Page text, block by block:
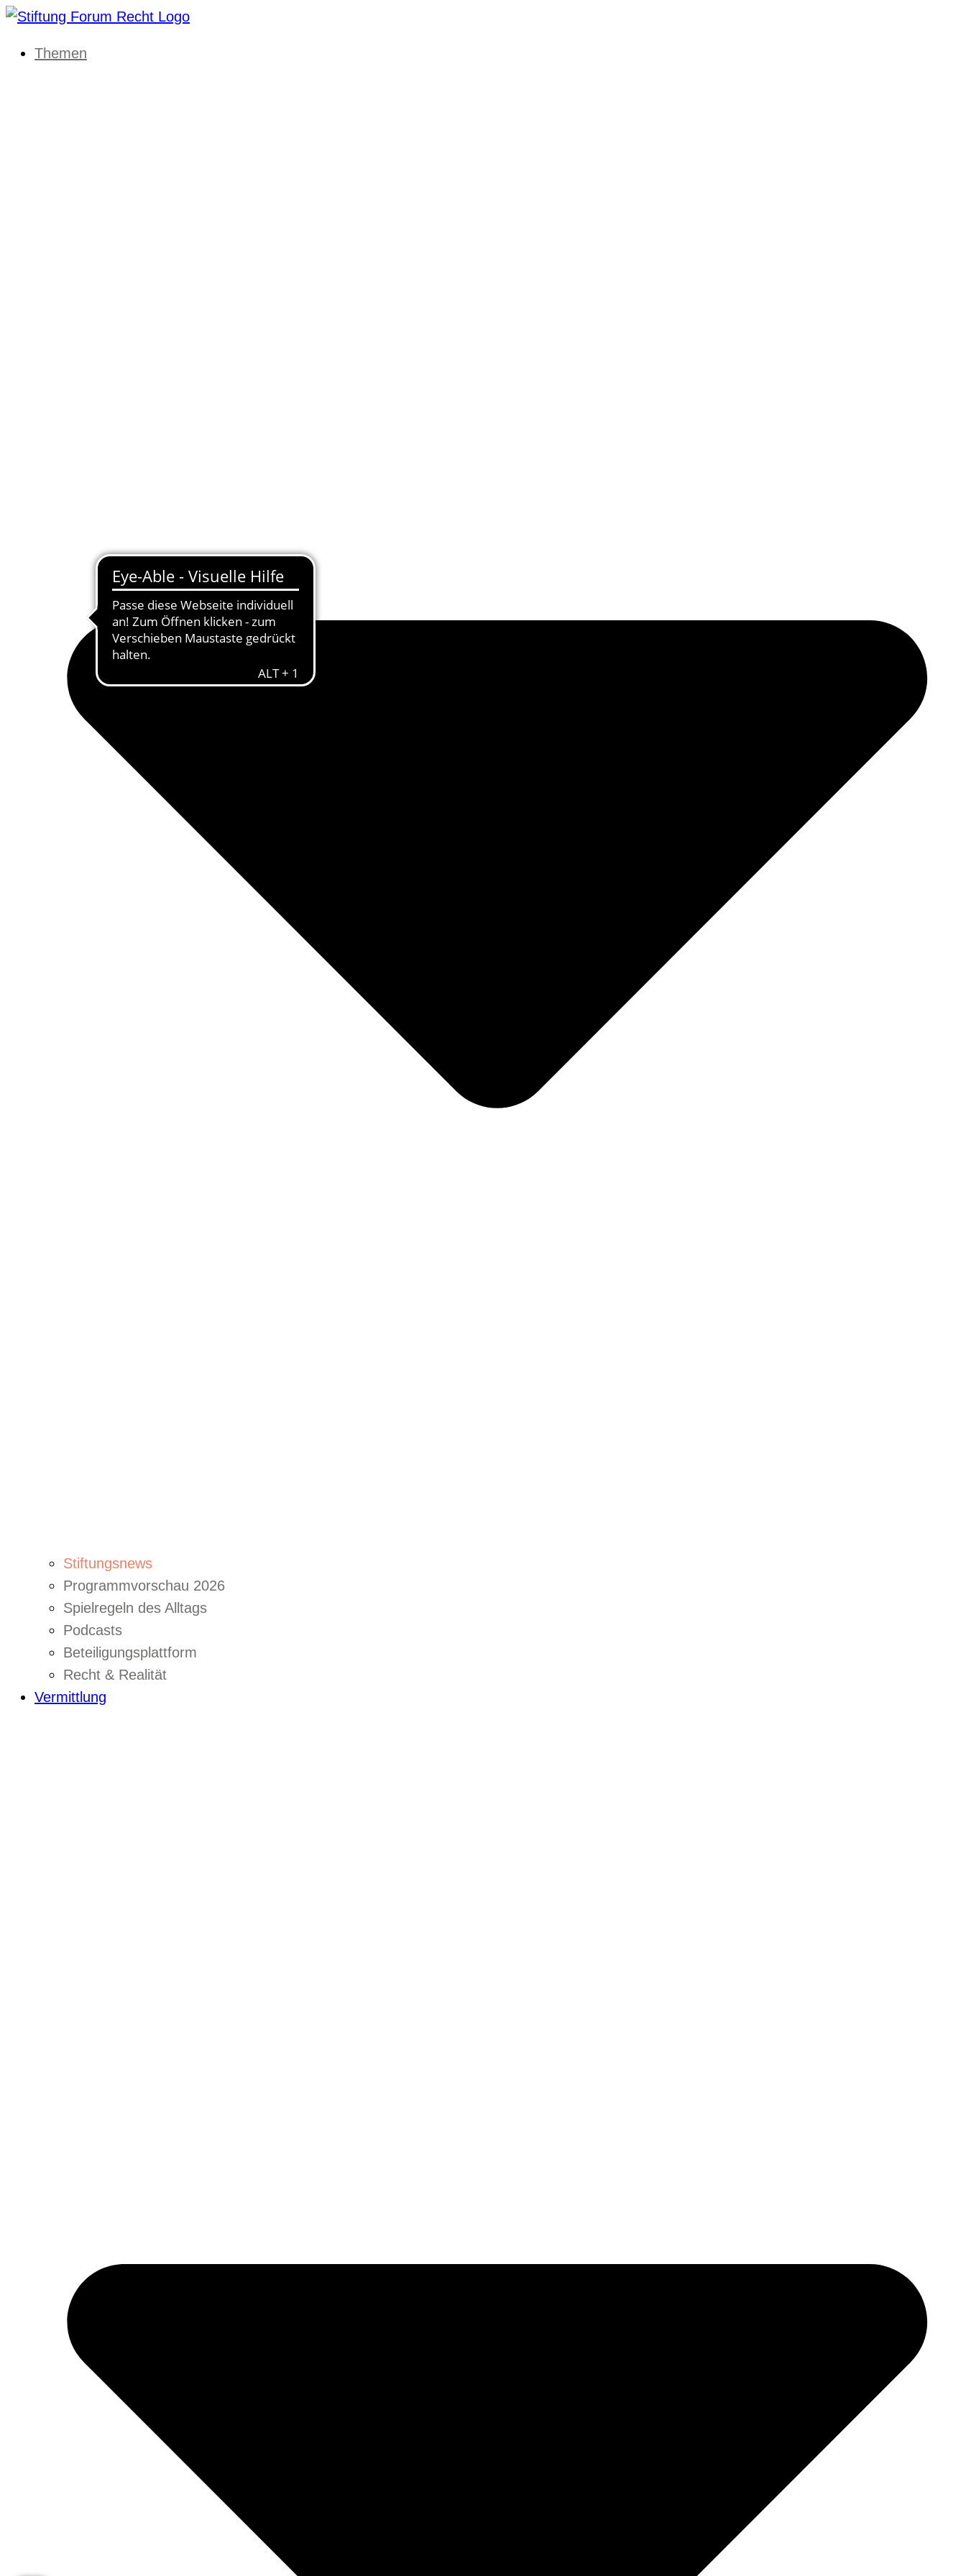
Themen
Stiftungsnews
Programmvorschau 2026
Spielregeln des Alltags
Podcasts
Beteiligungsplattform
Recht & Realität
Vermittlung